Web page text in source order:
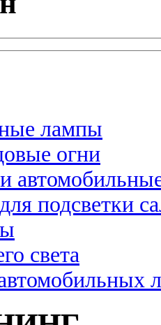
лампы
огни
подсветки
света